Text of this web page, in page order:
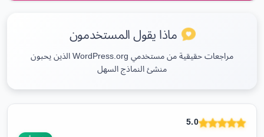
ماذا يقول المستخدمون
مراجعات حقيقية من مستخدمي WordPress.org الذين يحبون
منشئ النماذج السهل
5.0